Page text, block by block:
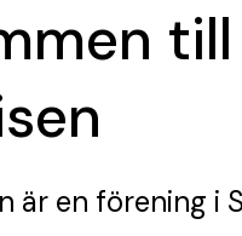
är en förening i